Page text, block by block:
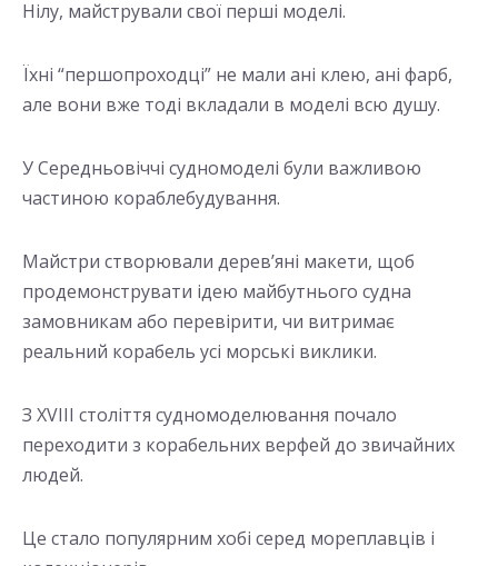
Нілу, майстрували свої перші моделі.
Їхні “першопроходці” не мали ані клею, ані фарб,
але вони вже тоді вкладали в моделі всю душу.
У Середньовіччі судномоделі були важливою
частиною кораблебудування.
Майстри створювали дерев’яні макети, щоб
продемонструвати ідею майбутнього судна
замовникам або перевірити, чи витримає
реальний корабель усі морські виклики.
З XVIII століття судномоделювання почало
переходити з корабельних верфей до звичайних
людей.
Це стало популярним хобі серед мореплавців і